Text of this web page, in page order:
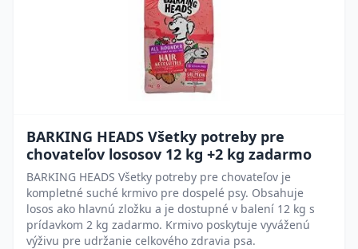
BARKING HEADS Všetky potreby pre
chovateľov lososov 12 kg +2 kg zadarmo
BARKING HEADS Všetky potreby pre chovateľov je
kompletné suché krmivo pre dospelé psy. Obsahuje
losos ako hlavnú zložku a je dostupné v balení 12 kg s
prídavkom 2 kg zadarmo. Krmivo poskytuje vyváženú
výživu pre udržanie celkového zdravia psa.